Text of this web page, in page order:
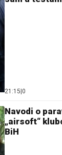
21:15|0
Navodi o
„airsoft“
BiH